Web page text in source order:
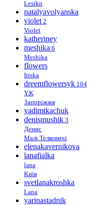
Lesikn
natalyavolyanska
violet 2
Violet
katheriney
meshika 6
Meshika
flowers
Iriska
dreemflowersyk 104
Y.K
Запоріжжя
vadimtkachuk
denismushik 3
Денис
Малі Телковичі
elenakavernikova
lanafialka
lana
Київ
svetlanakroshka
Lana
yarinastadnik